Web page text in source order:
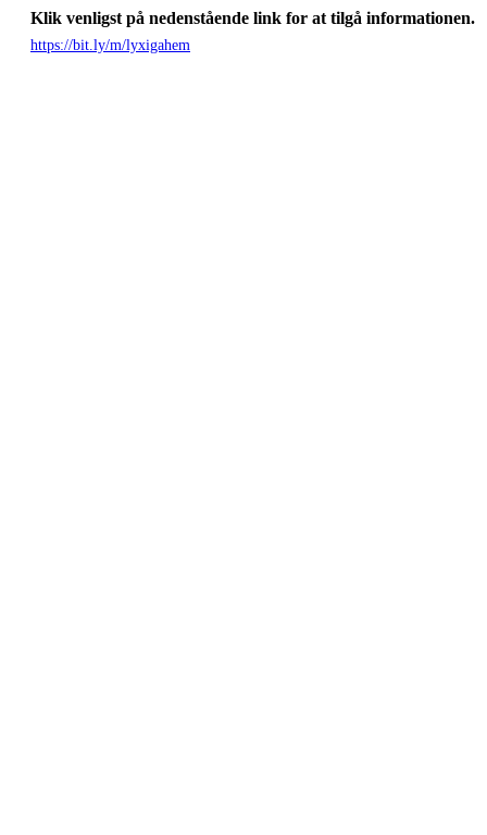
Klik venligst på nedenstående link for at tilgå informationen.
https://bit.ly/m/lyxigahem